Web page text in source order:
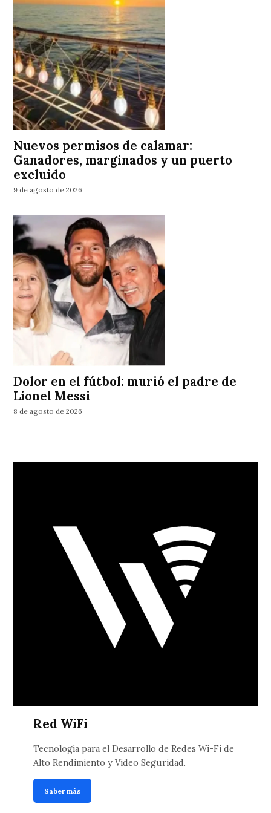
Nuevos permisos de calamar:
Ganadores, marginados y un puerto
excluido
9 de agosto de 2026
Dolor en el fútbol: murió el padre de
Lionel Messi
8 de agosto de 2026
Red WiFi
Tecnología para el Desarrollo de Redes Wi-Fi de
Alto Rendimiento y Video Seguridad.
Saber más